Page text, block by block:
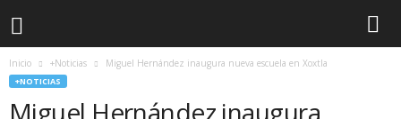
Inicio +Noticias Miguel Hernández inaugura nueva escuela en Xoxtla
+NOTICIAS
Miguel Hernández inaugura